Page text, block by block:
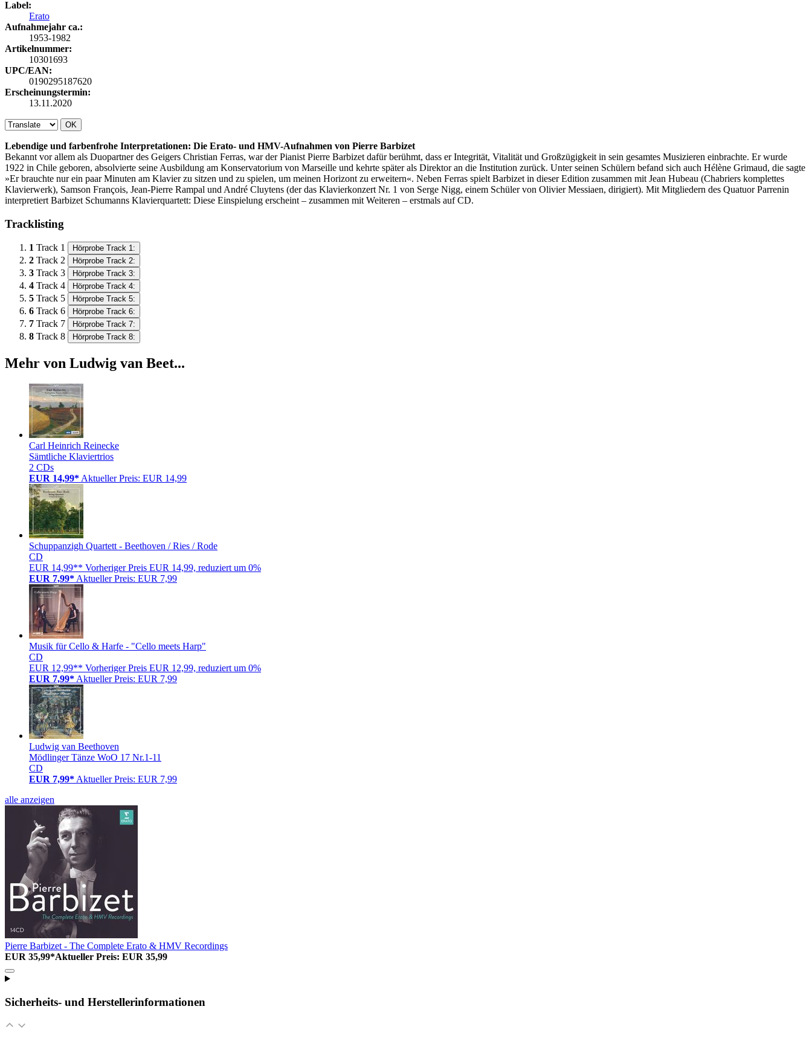
Label:
Erato
Aufnahmejahr ca.:
1953-1982
Artikelnummer:
10301693
UPC/EAN:
0190295187620
Erscheinungstermin:
13.11.2020
OK
Lebendige und farbenfrohe Interpretationen: Die Erato- und HMV-Aufnahmen von Pierre Barbizet
Bekannt vor allem als Duopartner des Geigers Christian Ferras, war der Pianist Pierre Barbizet dafür berühmt, dass er Integrität, Vitalität und Großzügigkeit in sein gesamtes Musizieren einbrachte. Er wurde
1922 in Chile geboren, absolvierte seine Ausbildung am Konservatorium von Marseille und kehrte später als Direktor an die Institution zurück. Unter seinen Schülern befand sich auch Hélène Grimaud, die sagte
»Er brauchte nur ein paar Minuten am Klavier zu sitzen und zu spielen, um meinen Horizont zu erweitern«. Neben Ferras spielt Barbizet in dieser Edition zusammen mit Jean Hubeau (Chabriers komplettes
Klavierwerk), Samson François, Jean-Pierre Rampal und André Cluytens (der das Klavierkonzert Nr. 1 von Serge Nigg, einem Schüler von Olivier Messiaen, dirigiert). Mit Mitgliedern des Quatuor Parrenin
interpretiert Barbizet Schumanns Klavierquartett: Diese Einspielung erscheint – zusammen mit Weiteren – erstmals auf CD.
Tracklisting
1 Track 1 Hörprobe Track 1:
2 Track 2 Hörprobe Track 2:
3 Track 3 Hörprobe Track 3:
4 Track 4 Hörprobe Track 4:
5 Track 5 Hörprobe Track 5:
6 Track 6 Hörprobe Track 6:
7 Track 7 Hörprobe Track 7:
8 Track 8 Hörprobe Track 8:
Mehr von Ludwig van Beet...
Carl Heinrich Reinecke
Sämtliche Klaviertrios
2 CDs
EUR 14,99* Aktueller Preis: EUR 14,99
Schuppanzigh Quartett - Beethoven / Ries / Rode
CD
EUR 14,99** Vorheriger Preis EUR 14,99, reduziert um 0%
EUR 7,99* Aktueller Preis: EUR 7,99
Musik für Cello & Harfe - "Cello meets Harp"
CD
EUR 12,99** Vorheriger Preis EUR 12,99, reduziert um 0%
EUR 7,99* Aktueller Preis: EUR 7,99
Ludwig van Beethoven
Mödlinger Tänze WoO 17 Nr.1-11
CD
EUR 7,99* Aktueller Preis: EUR 7,99
alle anzeigen
Pierre Barbizet - The Complete Erato & HMV Recordings
EUR 35,99*Aktueller Preis: EUR 35,99
Sicherheits- und Herstellerinformationen